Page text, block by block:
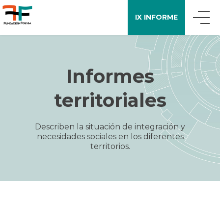
IX INFORME
APOYO A LA INVESTIGACIÓN
Informes
territoriales
Describen la situación de integración y
necesidades sociales en los diferentes
territorios.